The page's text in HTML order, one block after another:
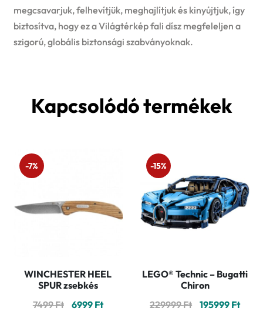
megcsavarjuk, felhevítjük, meghajlítjuk és kinyújtjuk, így
biztosítva, hogy ez a Világtérkép fali dísz megfeleljen a
szigorú, globális biztonsági szabványoknak.
Kapcsolódó termékek
-7%
WINCHESTER HEEL
SPUR zsebkés
7499Ft Original
6999 FtCurrent
-15%
LEGO® Technic – Bugatti
Chiron
229999Ft
Original
195999 Ft